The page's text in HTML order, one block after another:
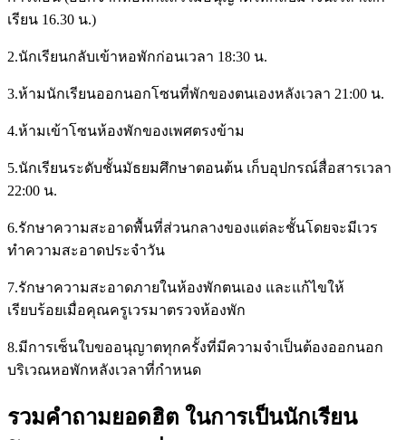
เรียน 16.30 น.)
2.นักเรียนกลับเข้าหอพักก่อนเวลา 18:30 น.
3.ห้ามนักเรียนออกนอกโซนที่พักของตนเองหลังเวลา 21:00 น.
4.ห้ามเข้าโซนห้องพักของเพศตรงข้าม
5.นักเรียนระดับชั้นมัธยมศึกษาตอนต้น เก็บอุปกรณ์สื่อสารเวลา
22:00 น.
6.รักษาความสะอาดพื้นที่ส่วนกลางของแต่ละชั้นโดยจะมีเวร
ทำความสะอาดประจำวัน
7.รักษาความสะอาดภายในห้องพักตนเอง และแก้ไขให้
เรียบร้อยเมื่อคุณครูเวรมาตรวจห้องพัก
8.มีการเซ็นใบขออนุญาตทุกครั้งที่มีความจำเป็นต้องออกนอก
บริเวณหอพักหลังเวลาที่กำหนด
รวมคำถามยอดฮิต ในการเป็นนักเรียน